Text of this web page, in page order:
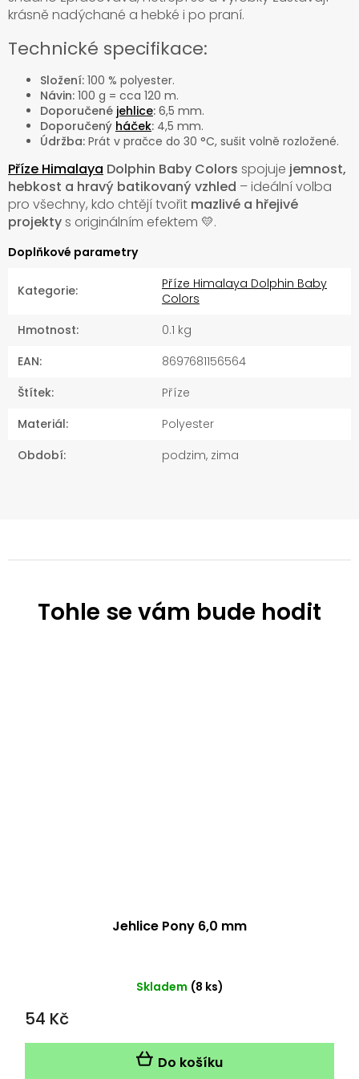
Jehlice Pony 6,0 mm
Skladem (8 ks)
54 Kč
Do košíku
krásně nadýchané a hebké i po praní.
Technické specifikace:
Složení: 100 % polyester.
Návin: 100 g = cca 120 m.
Doporučené jehlice: 6,5 mm.
Doporučený háček: 4,5 mm.
Údržba: Prát v pračce do 30 °C, sušit volně rozložené.
Příze Himalaya Dolphin Baby Colors spojuje jemnost,
hebkost a hravý batikovaný vzhled – ideální volba
pro všechny, kdo chtějí tvořit mazlivé a hřejivé
projektys originálním efektem 💛.
Doplňkové parametry
Kategorie:
Příze Himalaya Dolphin Baby
Colors
Hmotnost:
0.1 kg
EAN:
8697681156564
Štítek:
Příze
Materiál:
Polyester
Období: podzim, zima